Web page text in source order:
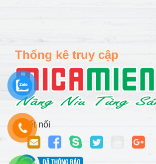
Thống kê truy cập
Kết nối